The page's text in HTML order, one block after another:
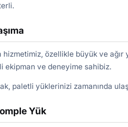
hizmetimiz, özellikle büyük ve
ekipman ve deneyime sahibiz.
paletli yüklerinizi zamanında
Yük